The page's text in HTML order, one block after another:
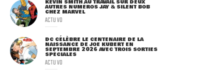
KEVIN SMITH AU TRAVAIL SUR DEUX
AUTRES NUMÉROS JAY & SILENT BOB
CHEZ MARVEL
ACTU VO
DC CÉLÈBRE LE CENTENAIRE DE LA
NAISSANCE DE JOE KUBERT EN
SEPTEMBRE 2026 AVEC TROIS SORTIES
SPÉCIALES
ACTU VO